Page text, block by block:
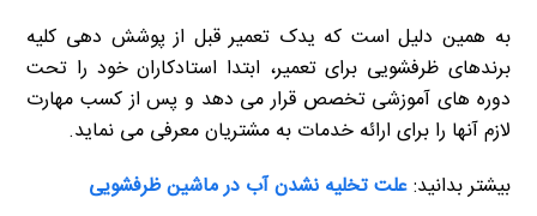
به همین دلیل است که یدک تعمیر قبل از پوشش دهی کلیه
برندهای ظرفشویی برای تعمیر، ابتدا استادکاران خود را تحت
دوره های آموزشی تخصص قرار می دهد و پس از کسب مهارت
لازم آنها را برای ارائه خدمات به مشتریان معرفی می نماید.
بیشتر بدانید:علت تخلیه نشدن آب در ماشین ظرفشویی